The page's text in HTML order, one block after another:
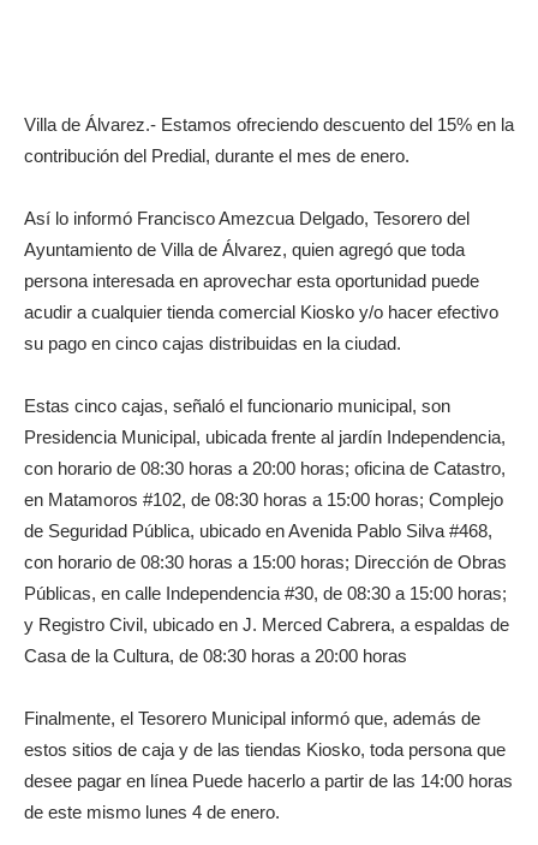
Villa de Álvarez.- Estamos ofreciendo descuento del 15% en la
contribución del Predial, durante el mes de enero.
Así lo informó Francisco Amezcua Delgado, Tesorero del
Ayuntamiento de Villa de Álvarez, quien agregó que toda
persona interesada en aprovechar esta oportunidad puede
acudir a cualquier tienda comercial Kiosko y/o hacer efectivo
su pago en cinco cajas distribuidas en la ciudad.
Estas cinco cajas, señaló el funcionario municipal, son
Presidencia Municipal, ubicada frente al jardín Independencia,
con horario de 08:30 horas a 20:00 horas; oficina de Catastro,
en Matamoros #102, de 08:30 horas a 15:00 horas; Complejo
de Seguridad Pública, ubicado en Avenida Pablo Silva #468,
con horario de 08:30 horas a 15:00 horas; Dirección de Obras
Públicas, en calle Independencia #30, de 08:30 a 15:00 horas;
y Registro Civil, ubicado en J. Merced Cabrera, a espaldas de
Casa de la Cultura, de 08:30 horas a 20:00 horas
Finalmente, el Tesorero Municipal informó que, además de
estos sitios de caja y de las tiendas Kiosko, toda persona que
desee pagar en línea Puede hacerlo a partir de las 14:00 horas
de este mismo lunes 4 de enero.